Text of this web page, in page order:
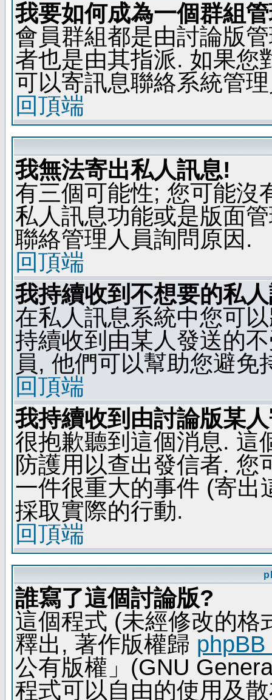
我要如何成為一個群組
會員群組都是由討論版
者也是由其指派. 如果您
可以寄訊息聯絡系統管
回頂端
我無法寄出私人訊息!
有三個可能性; 您可能沒
私人訊息功能或是版面
聯絡管理人員詢問原因.
回頂端
我持續收到不想要的私
在私人訊息系統中您可
持續收到由某人發送的
員, 他們可以幫助您避免
回頂端
我持續收到由討論版某
很抱歉聽到這個消息. 這
防護用以查出發信者. 您
一件很重大的事件 (寄出
採取實際的行動.
回頂端
誰寫了這個討論版?
這個程式 (未經修改的格
釋出, 著作版權歸
公有版權」(GNU
程式可以自由的使用及